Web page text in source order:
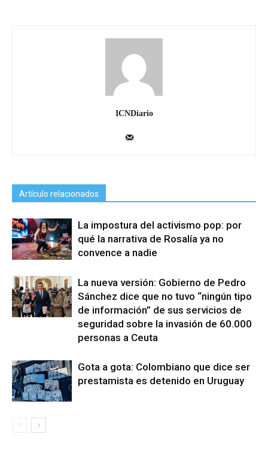
ICNDiario
Artículo relacionados
La impostura del activismo pop: por
qué la narrativa de Rosalía ya no
convence a nadie
La nueva versión: Gobierno de Pedro
Sánchez dice que no tuvo “ningún tipo
de información” de sus servicios de
seguridad sobre la invasión de 60.000
personas a Ceuta
Gota a gota: Colombiano que dice ser
prestamista es detenido en Uruguay